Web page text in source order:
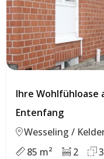
Ihre Wohlfühloase
Entenfang
Wesseling /
85 m²
2 3